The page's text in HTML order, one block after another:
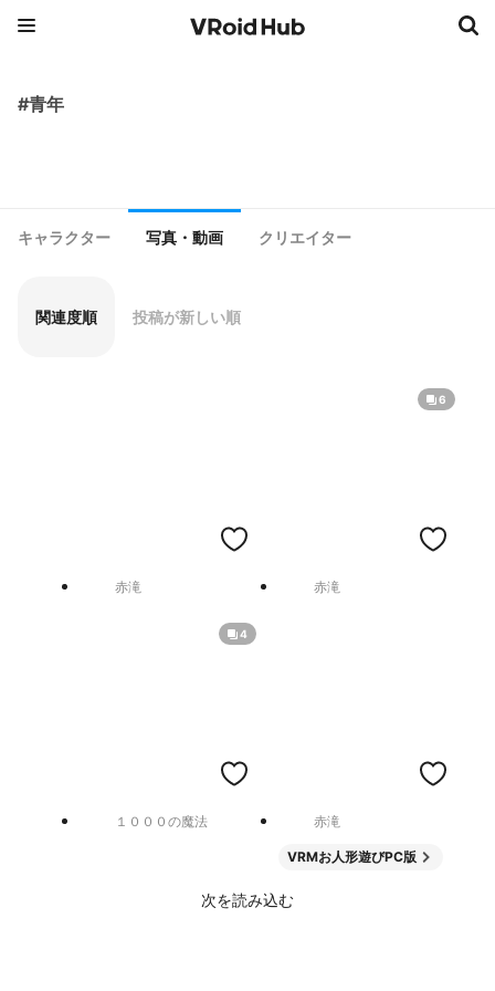
#青年
キャラクター 写真・動画 クリエイター
関連度順 投稿が新しい順
赤滝
6
赤滝
4
１０００の魔法 赤滝
VRMお人形遊びPC版
次を読み込む